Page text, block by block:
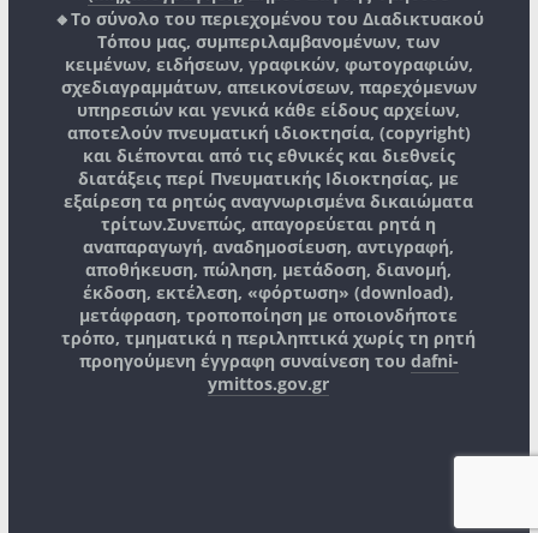
🔸Το σύνολο του περιεχομένου του Διαδικτυακού
Τόπου μας, συμπεριλαμβανομένων, των
κειμένων, ειδήσεων, γραφικών, φωτογραφιών,
σχεδιαγραμμάτων, απεικονίσεων, παρεχόμενων
υπηρεσιών και γενικά κάθε είδους αρχείων,
αποτελούν πνευματική ιδιοκτησία, (copyright)
και διέπονται από τις εθνικές και διεθνείς
διατάξεις περί Πνευματικής Ιδιοκτησίας, με
εξαίρεση τα ρητώς αναγνωρισμένα δικαιώματα
τρίτων.Συνεπώς, απαγορεύεται ρητά η
αναπαραγωγή, αναδημοσίευση, αντιγραφή,
αποθήκευση, πώληση, μετάδοση, διανομή,
έκδοση, εκτέλεση, «φόρτωση» (download),
μετάφραση, τροποποίηση με οποιονδήποτε
τρόπο, τμηματικά η περιληπτικά χωρίς τη ρητή
προηγούμενη έγγραφη συναίνεση του dafni-
ymittos.gov.gr